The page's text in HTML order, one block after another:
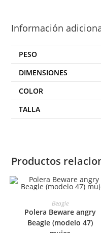
Información
PESO
DIMENSIONES
COLOR
TALLA
Productos
SELECCIONAR
Beagle
Polera Beware angry
Beagle (modelo 47)